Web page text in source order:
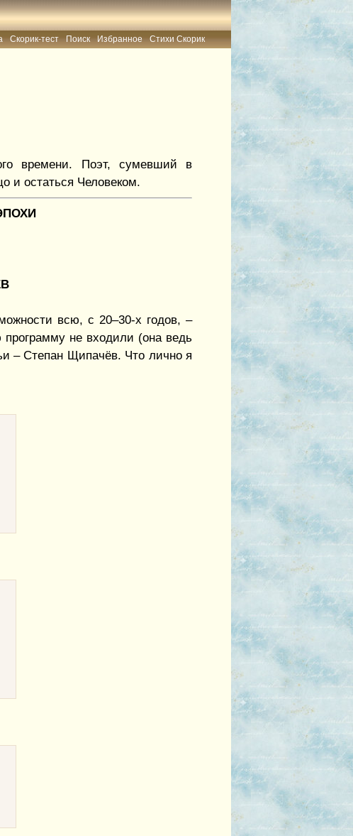
Скорик-тест Поиск Избранное Стихи Скорик
времени. Поэт, сумевший в
и остаться Человеком.
всю, с 20–30-х годов, –
программу не входили (она ведь
– Степан Щипачёв. Что лично я